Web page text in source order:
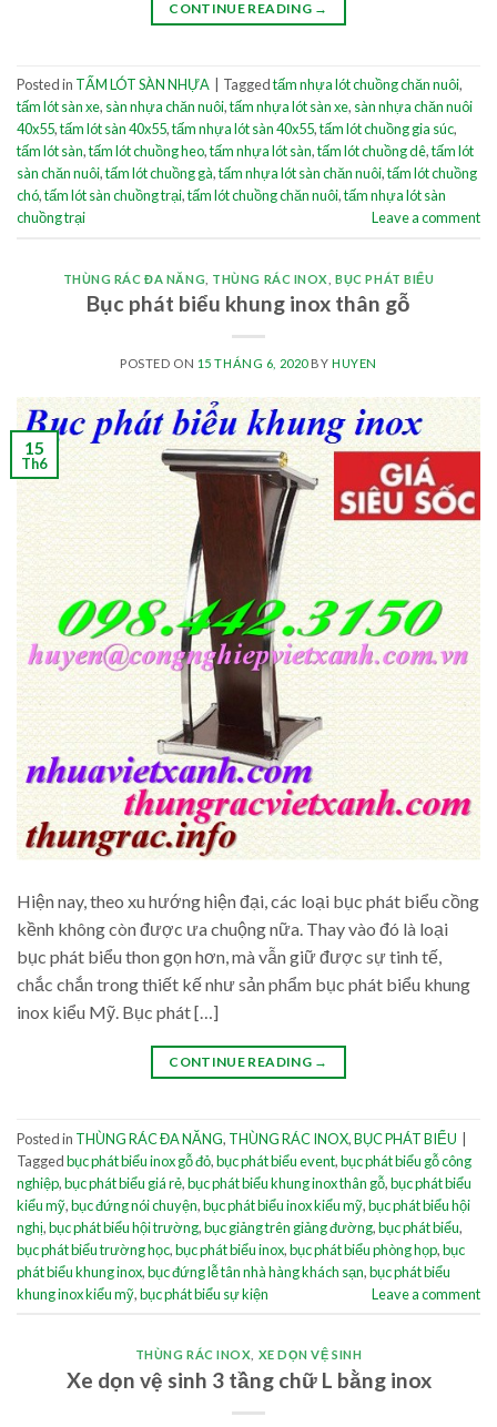
CONTINUE READING →
Posted in TẤM LÓT SÀN NHỰA Taggedtấm nhựa lót chuồng chăn nuôi,
tấm lót sàn xe, sàn nhựa chăn nuôi,tấm nhựa lót sàn xe, sàn nhựa chăn nuôi
40x55,tấm lót sàn 40x55,tấm nhựa lót sàn 40x55,tấm lót chuồng gia súc,
tấm lót sàn,tấm lót chuồng heo,tấm nhựa lót sàn,tấm lót chuồng dê,tấm lót
sàn chăn nuôi,tấm lót chuồng gà,tấm nhựa lót sàn chăn nuôi,tấm lót chuồng
chó,tấm lót sàn chuồng trại,tấm lót chuồng chăn nuôi,tấm nhựa lót sàn
chuồng trại
Leave a comment
THÙNG RÁC ĐA NĂNG THÙNG RÁC INOX ,BỤC PHÁT BIỂU
Bục phát biểu khung inox thân gỗ
POSTED ON 15 THÁNG 6, 2020BY HUYEN
15
Th6
Hiện nay, theo xu hướng hiện đại, các loại bục phát biểu cồng
kềnh không còn được ưa chuộng nữa. Thay vào đó là loại
bục phát biểu thon gọn hơn, mà vẫn giữ được sự tinh tế,
chắc chắn trong thiết kế như sản phẩm bục phát biểu khung
inox kiểu Mỹ. Bục phát […]
CONTINUE READING →
Posted in THÙNG RÁC ĐA NĂNG, THÙNG RÁC INOX,BỤC PHÁT BIỂU
Taggedbục phát biểu inox gỗ đỏ,bục phát biểu event,bục phát biểu gỗ công
nghiệp,bục phát biểu giá rẻ,bục phát biểu khung inox thân gỗ,bục phát biểu
kiểu mỹ,bục đứng nói chuyện,bục phát biểu inox kiểu mỹ,bục phát biểu hội
nghị,bục phát biểu hội trường,bục giảng trên giảng đường,bục phát biểu,
bục phát biểu trường học,bục phát biểu inox,bục phát biểu phòng họp,bục
phát biểu khung inox,bục đứng lễ tân nhà hàng khách sạn,bục phát biểu
khung inox kiểu mỹ,bục phát biểu sự kiện Leave a comment
THÙNG RÁC INOX XE DỌN VỆ SINH
Xe dọn vệ sinh 3 tầng chữ L bằng inox